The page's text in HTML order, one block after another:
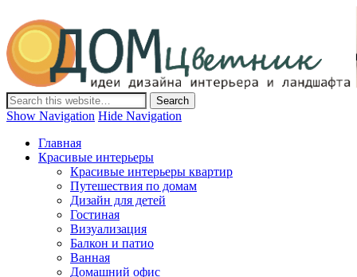
Дом-Цветник
Дизайн интерьера и ландшафта, декор и обустройство дома.
Идеи со всего мира.
Show Navigation Hide Navigation
Главная
Красивые интерьеры
Красивые интерьеры квартир
Путешествия по домам
Дизайн для детей
Гостиная
Визуализация
Балкон и патио
Ванная
Домашний офис